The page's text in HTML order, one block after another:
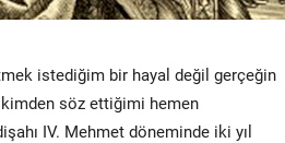
istediğim bir hayal değil gerçeğin
söz ettiğimi hemen
IV. Mehmet döneminde iki yıl